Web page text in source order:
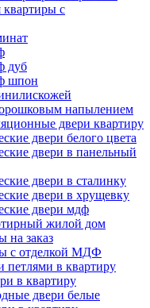
с
дуб
шпон
напылением
двери квартиру
двери белого цвета
двери в панельный
двери в сталинку
двери в хрущевку
двери мдф
жилой дом
на заказ
с отделкой МДФ
петлями в квартиру
в квартиру
двери белые